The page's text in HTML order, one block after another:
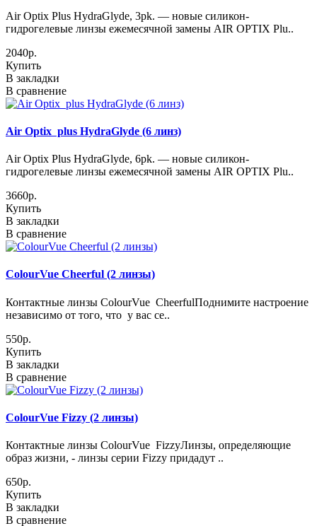
Air Optix Plus HydraGlyde, 3pk. — новые силикон-
гидрогелевые линзы ежемесячной замены AIR OPTIX Plu..
2040р.
Купить
В закладки
В сравнение
Air Optix plus HydraGlyde (6 линз)
Air Optix Plus HydraGlyde, 6pk. — новые силикон-
гидрогелевые линзы ежемесячной замены AIR OPTIX Plu..
3660р.
Купить
В закладки
В сравнение
ColourVue Cheerful (2 линзы)
Контактные линзы ColourVue CheerfulПоднимите настроение
независимо от того, что у вас се..
550р.
Купить
В закладки
В сравнение
ColourVue Fizzy (2 линзы)
Контактные линзы ColourVue FizzyЛинзы, определяющие
образ жизни, - линзы серии Fizzy придадут ..
650р.
Купить
В закладки
В сравнение